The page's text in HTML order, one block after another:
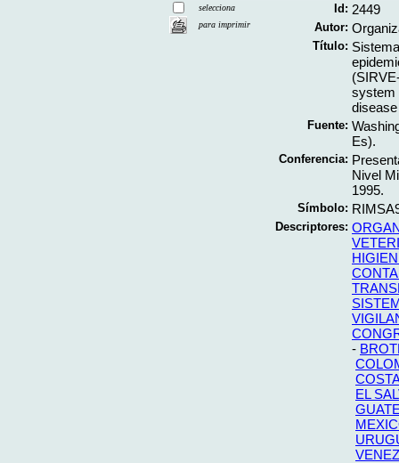
selecciona
para imprimir
Id: 2449
Autor:
Título:
system
Fuente:
Es).
Conferencia:
Nivel
1995.
Símbolo:
Descriptores:
-
EL